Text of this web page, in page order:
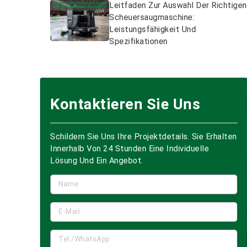
Leitfaden Zur Auswahl Der Richtigen
Scheuersaugmaschine:
Leistungsfähigkeit Und
Spezifikationen
Kontaktieren Sie Uns
Schildern Sie Uns Ihre Projektdetails. Sie Erhalten
Innerhalb Von 24 Stunden Eine Individuelle
Lösung Und Ein Angebot.